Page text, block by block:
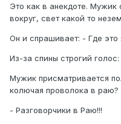
Это как в анекдоте. Мужик
вокруг, свет какой то
Он и спрашивает: - Где это
Из-за спины строгий
Мужик присматривается
колючая проволока в раю?
- Разговорчики в Раю!!!